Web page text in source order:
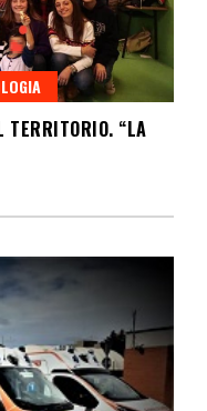
TERRITORIO. “LA